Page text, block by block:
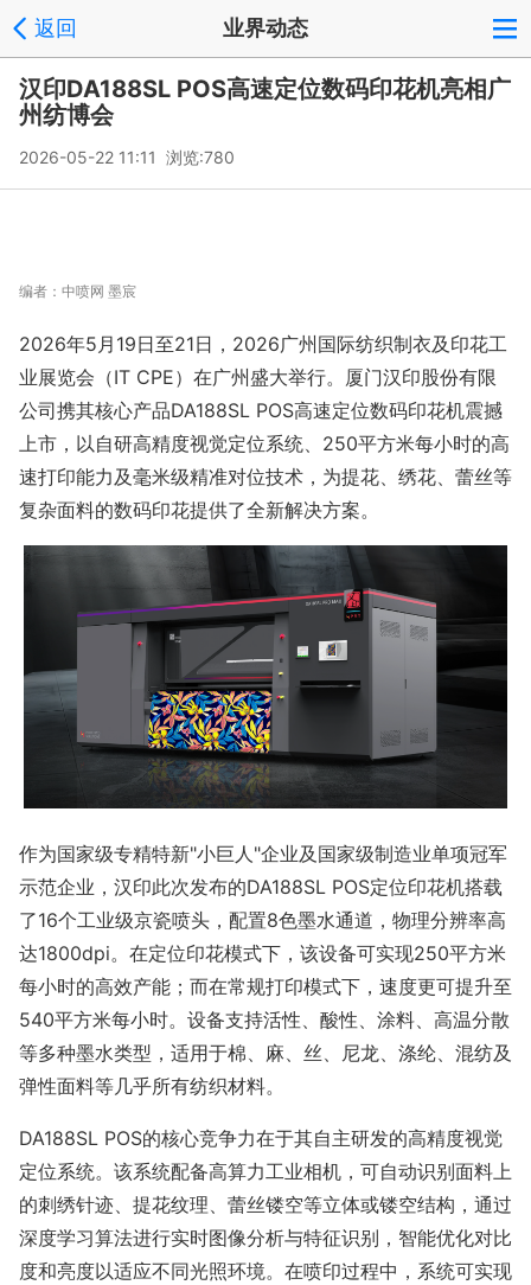
返回 业界动态
汉印DA188SL POS高速定位数码印花机亮相广
州纺博会
2026-05-22 11:11 浏览:780
编者： 中喷网 墨宸
2026年5月19日至21日，2026广州国际纺织制衣及印花工
业展览会（IT CPE）在广州盛大举行。厦门汉印股份有限
公司携其核心产品DA188SL POS高速定位数码印花机震撼
上市，以自研高精度视觉定位系统、250平方米每小时的高
速打印能力及毫米级精准对位技术，为提花、绣花、蕾丝等
复杂面料的数码印花提供了全新解决方案。
作为国家级专精特新"小巨人"企业及国家级制造业单项冠军
示范企业，汉印此次发布的DA188SL POS定位印花机搭载
了16个工业级京瓷喷头，配置8色墨水通道，物理分辨率高
达1800dpi。在定位印花模式下，该设备可实现250平方米
每小时的高效产能；而在常规打印模式下，速度更可提升至
540平方米每小时。设备支持活性、酸性、涂料、高温分散
等多种墨水类型，适用于棉、麻、丝、尼龙、涤纶、混纺及
弹性面料等几乎所有纺织材料。
DA188SL POS的核心竞争力在于其自主研发的高精度视觉
定位系统。该系统配备高算力工业相机，可自动识别面料上
的刺绣针迹、提花纹理、蕾丝镂空等立体或镂空结构，通过
深度学习算法进行实时图像分析与特征识别，智能优化对比
度和亮度以适应不同光照环境。在喷印过程中，系统可实现